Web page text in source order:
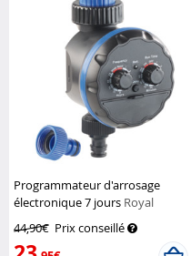
Programmateur d'arrosage
électronique 7 jours Royal
44,90€ Prix conseillé